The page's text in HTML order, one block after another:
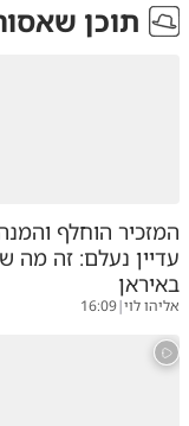
תוכן
המזכיר הוחלף
עדיין נעלם: זה מה
באיראן
אליהו לוי|
16:09